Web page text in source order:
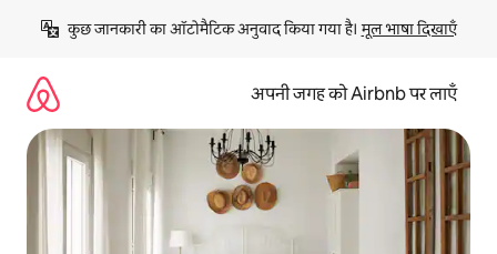
छोड़कर
कॉन्टेंट
कुछ जानकारी का ऑटोमैटिक अनुवाद किया गया है। मूल भाषा दिखाएँ
अपनी जगह को Airbnb पर लाएँ